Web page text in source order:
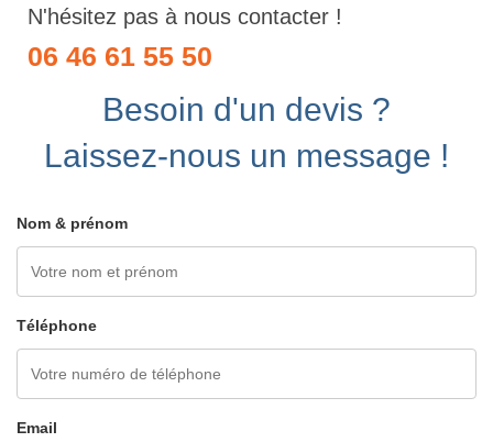
N'hésitez pas à nous contacter !
06 46 61 55 50
Besoin d'un devis ?
Laissez-nous un message !
Nom & prénom
Téléphone
Email